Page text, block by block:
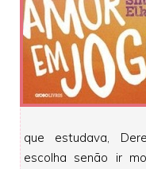
que estudava,
escolha senão ir